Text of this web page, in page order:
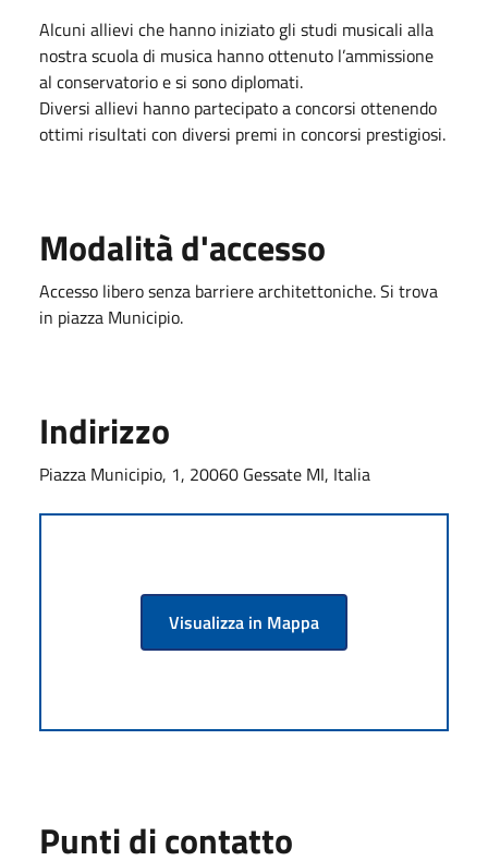
Alcuni allievi che hanno iniziato gli studi musicali alla
nostra scuola di musica hanno ottenuto l’ammissione
al conservatorio e si sono diplomati.
Diversi allievi hanno partecipato a concorsi ottenendo
ottimi risultati con diversi premi in concorsi prestigiosi.
Modalità d'accesso
Accesso libero senza barriere architettoniche. Si trova
in piazza Municipio.
Indirizzo
Piazza Municipio, 1, 20060 Gessate MI, Italia
Visualizza in Mappa
Punti di contatto